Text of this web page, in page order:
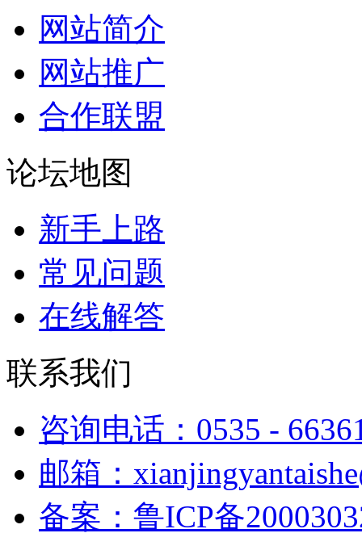
网站简介
网站推广
合作联盟
论坛地图
新手上路
常见问题
在线解答
联系我们
咨询电话：0535 -
邮箱：
备案：鲁ICP备